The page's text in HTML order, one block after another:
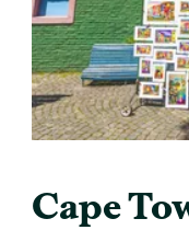
Cape